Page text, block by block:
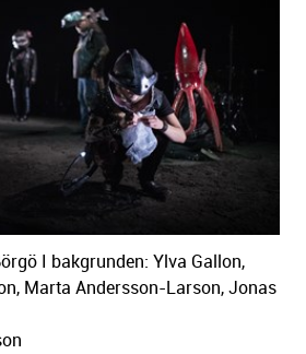
I bakgrunden: Ylva Gallon,
Marta Andersson-Larson, Jonas